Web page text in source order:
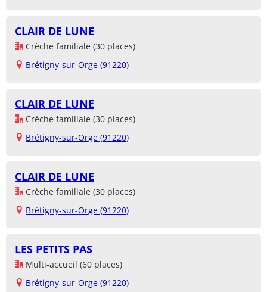
CLAIR DE LUNE
Crèche familiale (30 places)
Brétigny-sur-Orge (91220)
CLAIR DE LUNE
Crèche familiale (30 places)
Brétigny-sur-Orge (91220)
CLAIR DE LUNE
Crèche familiale (30 places)
Brétigny-sur-Orge (91220)
LES PETITS PAS
Multi-accueil (60 places)
Brétigny-sur-Orge (91220)